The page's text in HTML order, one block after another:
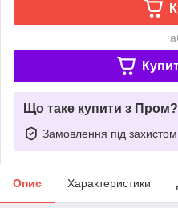
Що таке купити з Пром?
Замовлення під захистом
Опис Характеристики